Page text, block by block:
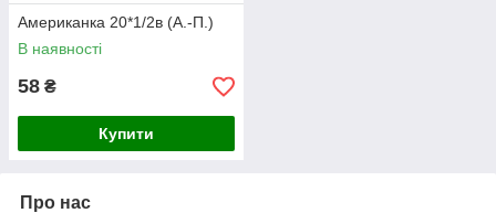
Американка 20*1/2в (А.-П.)
В наявності
58 ₴
Купити
Про нас